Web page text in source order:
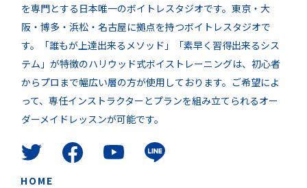
を専門とする日本唯一のボイトレスタジオです。東京・大
阪・博多・浜松・名古屋に拠点を持つボイトレスタジオで
す。「誰もが上達出来るメソッド」「素早く習得出来るシス
テム」が特徴のハリウッド式ボイストレーニングは、初心者
からプロまで幅広い層の方が使用しております。ご希望によ
って、専任インストラクターとプランを組み立てられるオー
ダーメイドレッスンが可能です。
HOME